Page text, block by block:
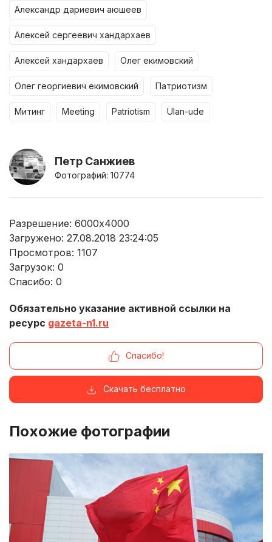
александр дариевич аюшеев
алексей сергеевич хандархаев
алексей хандархаев олег екимовский
олег георгиевич екимовский патриотизм
митинг meeting patriotism ulan-ude
Петр Санжиев
Фотографий: 10774
Разрешение: 6000x4000
Загружено: 27.08.2018 23:24:05
Просмотров: 1107
Загрузок: 0
Спасибо: 0
Обязательно указание активной ссылки на
ресурс gazeta-n1.ru
Спасибо!
Скачать бесплатно
Похожие фотографии